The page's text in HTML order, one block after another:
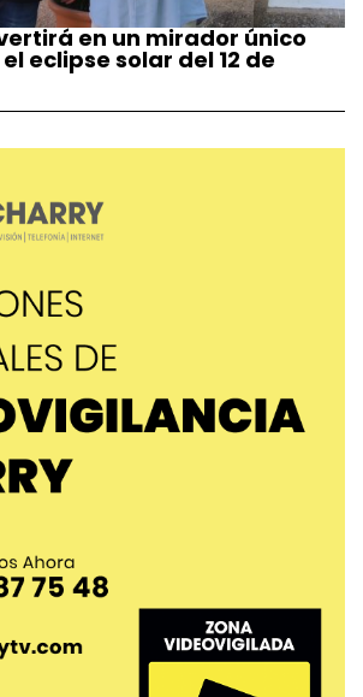
en un mirador único
eclipse solar del 12 de